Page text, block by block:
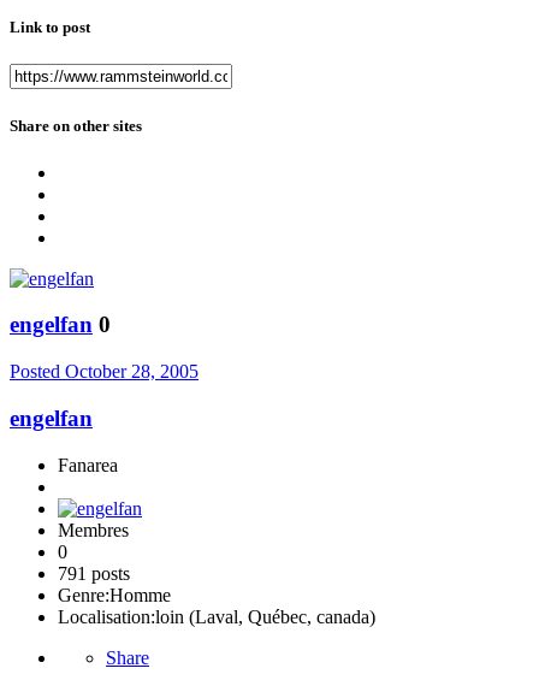
Link to post
Share on other sites
engelfan 0
Posted October 28, 2005
engelfan
Fanarea
Membres
0
791 posts
Genre:Homme
Localisation:loin (Laval, Québec, canada)
Share